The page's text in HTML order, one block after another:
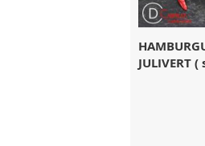
JULIVERT